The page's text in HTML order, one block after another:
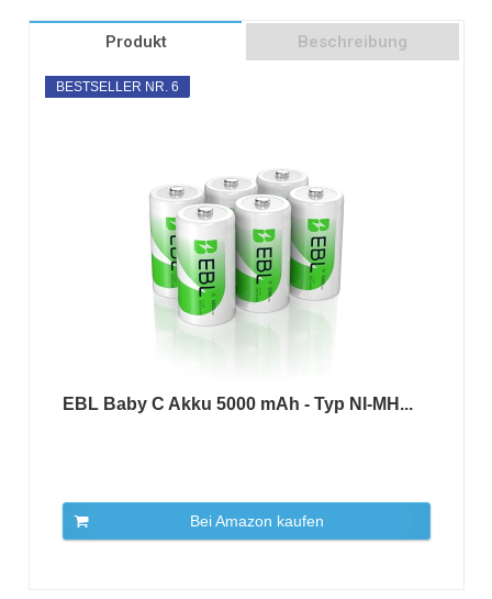
Produkt Beschreibung
BESTSELLER NR. 6
EBL Baby C Akku 5000 mAh - Typ NI-MH...
Bei Amazon kaufen